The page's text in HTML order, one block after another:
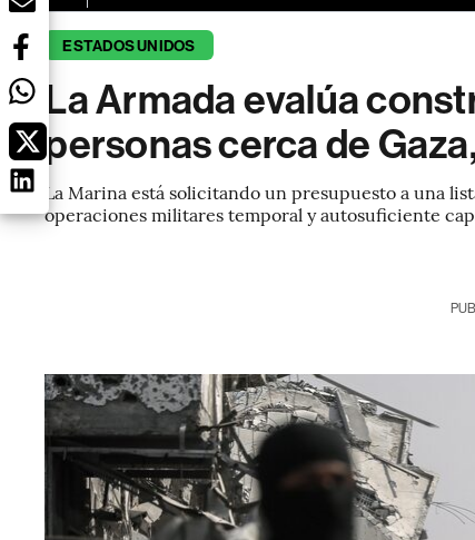
ESTADOS UNIDOS
La Armada evalúa
personas cerca de
La Marina está solicitando un presupuesto a una
operaciones militares temporal y autosuficiente